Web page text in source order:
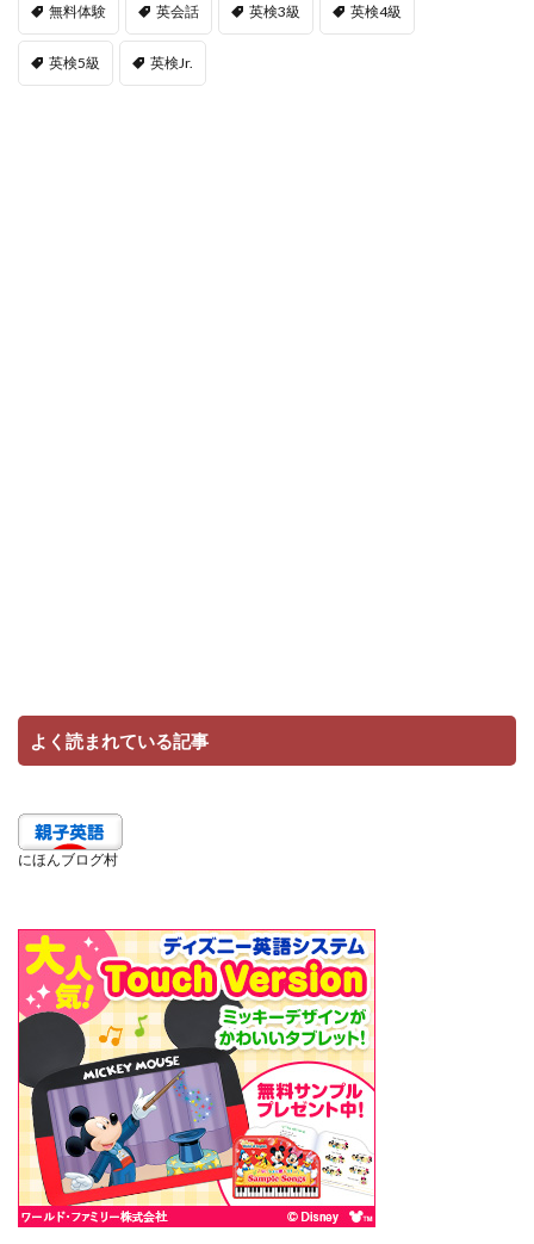
無料体験 英会話 英検3級 英検4級
英検5級 英検Jr.
よく読まれている記事
にほんブログ村